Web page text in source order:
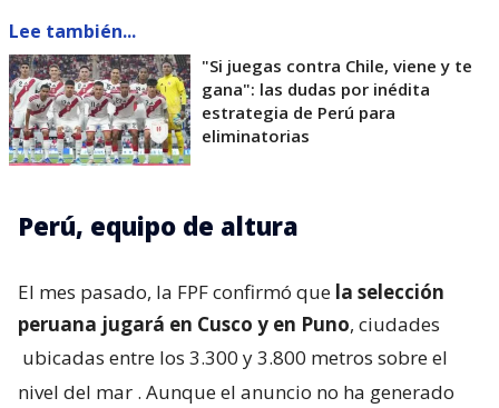
Lee también...
"Si juegas contra Chile, viene y te
gana": las dudas por inédita
estrategia de Perú para
eliminatorias
Perú, equipo de altura
El mes pasado, la FPF confirmó que la selección
peruana jugará en Cusco y en Puno, ciudades
ubicadas entre los 3.300 y 3.800 metros sobre el
nivel del mar . Aunque el anuncio no ha generado